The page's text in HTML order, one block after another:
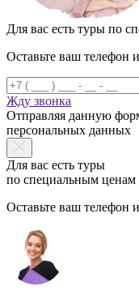
Для вас есть туры по
Оставьте ваш телефон
Жду звонка
Отправляя данную
персональных данных
Для вас есть туры
по специальным ценам
Оставьте ваш телефон